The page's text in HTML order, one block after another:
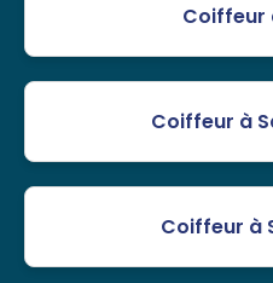
Coiffeur
Coiffeur à
Coiffeur à